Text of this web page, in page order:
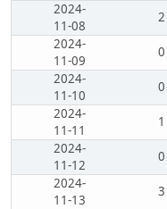
2024-
11-08
2
2024-
11-09
0
2024-
11-10
0
2024-
11-11
1
2024-
11-12
0
2024-
11-13
3